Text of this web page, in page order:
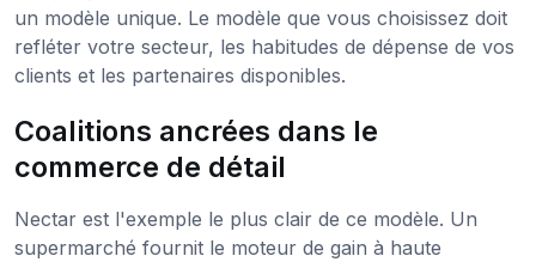
un modèle unique. Le modèle que vous choisissez doit
refléter votre secteur, les habitudes de dépense de vos
clients et les partenaires disponibles.
Coalitions ancrées dans le
commerce de détail
Nectar est l'exemple le plus clair de ce modèle. Un
supermarché fournit le moteur de gain à haute